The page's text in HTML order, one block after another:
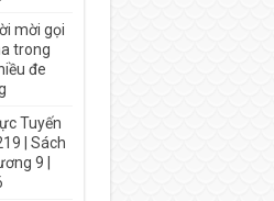
mời gọi
trong
đe
Tuyến
| Sách
9 |